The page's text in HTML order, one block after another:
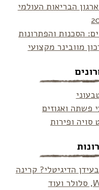
הבריאות העולמי
הסכנות והפתרונות
מוובינר מקצועי
פשתה ואגוזים
סויה ופירות
הדיגיטלי? קרינה